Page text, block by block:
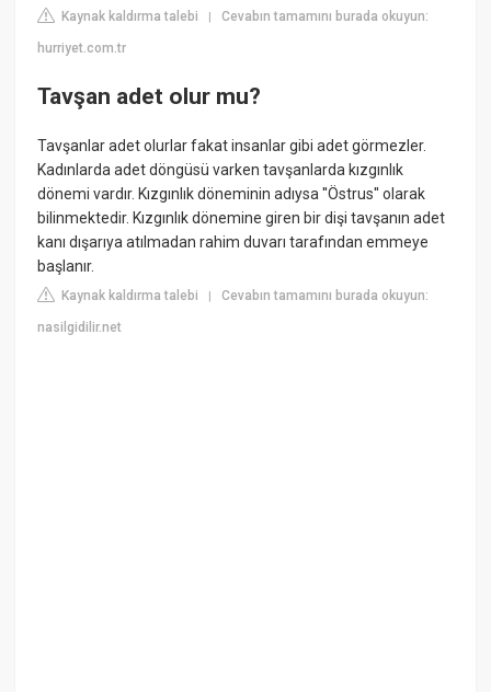
Kaynak kaldırma talebi |Cevabın tamamını burada okuyun:
hurriyet.com.tr
Tavşan adet olur mu?
Tavşanlar adet olurlar fakat insanlar gibi adet görmezler.
Kadınlarda adet döngüsü varken tavşanlarda kızgınlık
dönemi vardır. Kızgınlık döneminin adıysa ''Östrus'' olarak
bilinmektedir. Kızgınlık dönemine giren bir dişi tavşanın adet
kanı dışarıya atılmadan rahim duvarı tarafından emmeye
başlanır.
Kaynak kaldırma talebi |Cevabın tamamını burada okuyun:
nasilgidilir.net